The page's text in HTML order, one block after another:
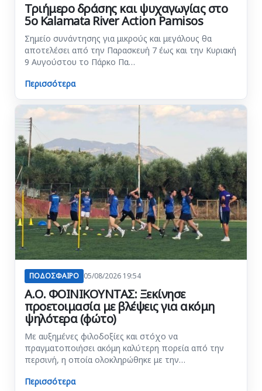
Τριήμερο δράσης και ψυχαγωγίας στο
5ο Kalamata River Action Pamisos
Σημείο συνάντησης για μικρούς και μεγάλους θα
αποτελέσει από την Παρασκευή 7 έως και την Κυριακή
9 Αυγούστου το Πάρκο Πα…
Περισσότερα
ΠΟΔΟΣΦΑΙΡΟ 05/08/2026 19:54
Α.Ο. ΦΟΙΝΙΚΟΥΝΤΑΣ: Ξεκίνησε
προετοιμασία με βλέψεις για ακόμη
ψηλότερα (φώτο)
Με αυξημένες φιλοδοξίες και στόχο να
πραγματοποιήσει ακόμη καλύτερη πορεία από την
περσινή, η οποία ολοκληρώθηκε με την…
Περισσότερα